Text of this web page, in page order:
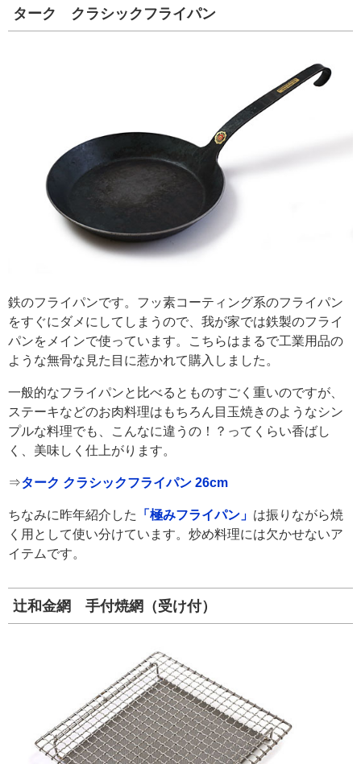
ターク クラシックフライパン
鉄のフライパンです。フッ素コーティング系のフライパン
をすぐにダメにしてしまうので、我が家では鉄製のフライ
パンをメインで使っています。こちらはまるで工業用品の
ような無骨な見た目に惹かれて購入しました。
一般的なフライパンと比べるとものすごく重いのですが、
ステーキなどのお肉料理はもちろん目玉焼きのようなシン
プルな料理でも、こんなに違うの！？ってくらい香ばし
く、美味しく仕上がります。
⇒ターク クラシックフライパン 26cm
ちなみに昨年紹介した 「極みフライパン」 は振りながら焼
く用として使い分けています。炒め料理には欠かせないア
イテムです。
辻和金網 手付焼網（受け付）